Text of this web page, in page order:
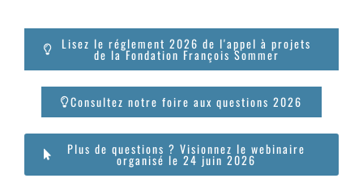
Lisez le réglement 2026 de l'appel à projets
de la Fondation François Sommer
Consultez notre foire aux questions 2026
Plus de questions ? Visionnez le webinaire
organisé le 24 juin 2026